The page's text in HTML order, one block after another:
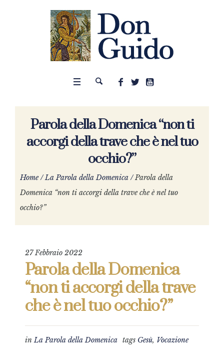
Parola della Domenica “non ti
accorgi della trave che è nel tuo
occhio?”
Home /La Parola della Domenica /Parola della
Domenica “non ti accorgi della trave che è nel tuo
occhio?”
27 Febbraio 2022
Parola della Domenica
“non ti accorgi della trave
che è nel tuo occhio?”
inLa Parola della Domenica tags Gesù, Vocazione